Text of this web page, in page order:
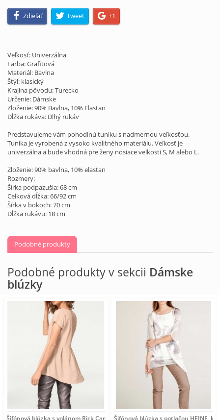
Zdieľať Tweet +1
Veľkosť: Univerzálna
Farba: Grafitová
Materiál: Bavlna
Štýl: klasický
Krajina pôvodu: Turecko
Určenie: Dámske
Zloženie: 90% Bavlna, 10% Elastan
Dĺžka rukáva: Dlhý rukáv
Predstavujeme vám pohodlnú tuniku s nadmernou veľkosťou.
Tunika je vyrobená z vysoko kvalitného materiálu. Veľkosť je
univerzálna a bude vhodná pre ženy nosiace veľkosti S, M alebo L.
Zloženie: 90% bavlna, 10% elastan
Rozmery:
Šírka podpazušia: 68 cm
Celková dĺžka: 66/92 cm
Šírka v bokoch: 70 cm
Dĺžka rukávu: 18 cm
Podobné produkty
Podobné produkty v sekcii Dámske
blúzky